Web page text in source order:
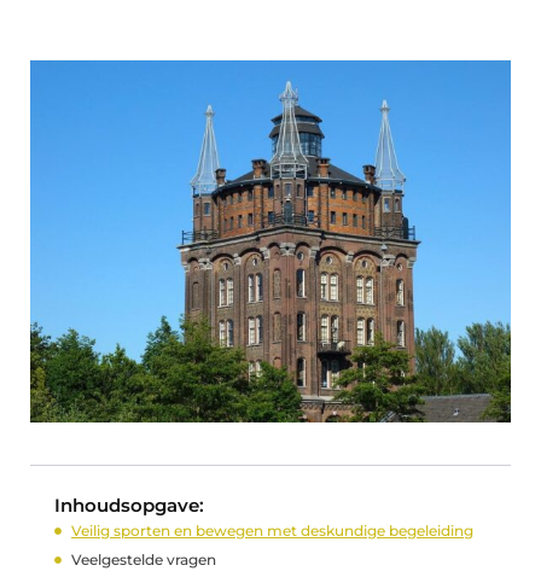
Inhoudsopgave:
Veilig sporten en bewegen met deskundige begeleiding
Veelgestelde vragen